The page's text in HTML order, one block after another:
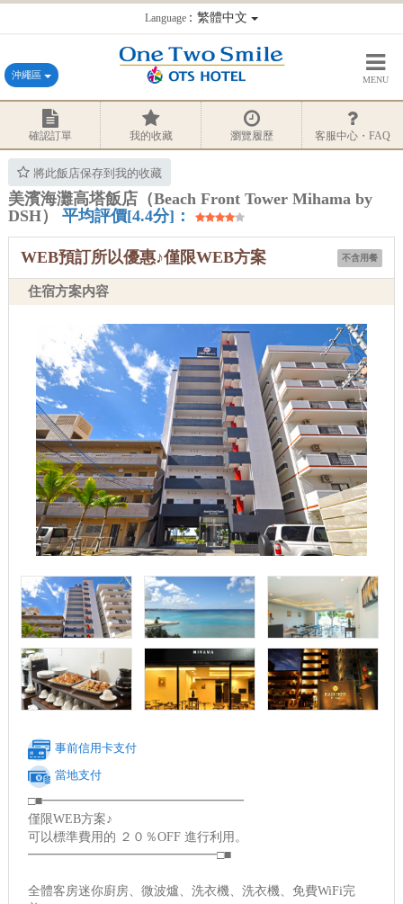
Language：繁體中文
沖繩區 MENU
確認訂單 我的收藏 瀏覽履歷 客服中心・FAQ
將此飯店保存到我的收藏
美濱海灘高塔飯店（Beach Front Tower Mihama by
DSH） 平均評價[4.4分]：
不含用餐
WEB預訂所以優惠♪僅限WEB方案
住宿方案内容
事前信用卡支付
當地支付
□■━━━━━━━━━━━━━━━━
僅限WEB方案♪
可以標準費用的 ２０％OFF 進行利用。
━━━━━━━━━━━━━━━□■
全體客房迷你廚房、微波爐、洗衣機、洗衣機、免費WiFi完